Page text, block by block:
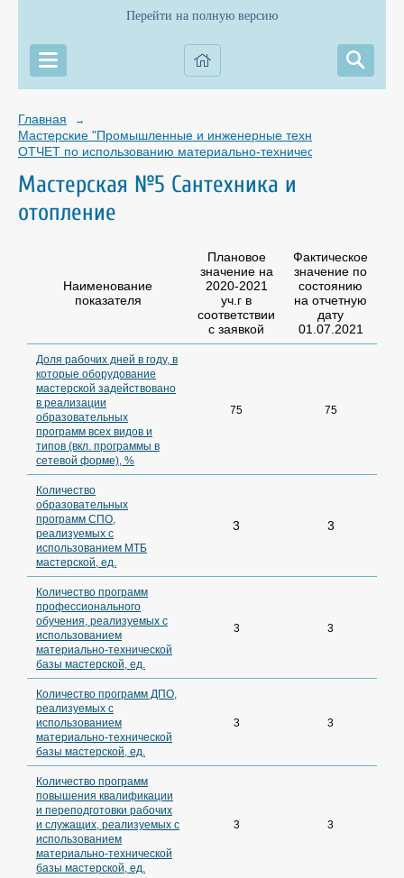
Перейти на полную версию
Главная →
Мастерские "Промышленные и инженерные технологии"
ОТЧЕТ по использованию материально-технической базы
Мастерская №5 Сантехника и
отопление
Наименование
показателя
Плановое
значение на
2020-2021
уч.г в
соответствии
с заявкой
Фактическое
значение по
состоянию
на отчетную
дату
01.07.2021
Доля рабочих дней в году, в
которые оборудование
мастерской задействовано
в реализации
образовательных
программ всех видов и
типов (вкл. программы в
сетевой форме), %
75 75
Количество
образовательных
программ СПО,
реализуемых с
использованием МТБ
мастерской, ед.
3 3
Количество программ
профессионального
обучения, реализуемых с
использованием
материально-технической
базы мастерской, ед.
3 3
Количество программ ДПО,
реализуемых с
использованием
материально-технической
базы мастерской, ед.
3 3
Количество программ
повышения квалификации
и переподготовки рабочих
и служащих, реализуемых с
использованием
материально-технической
базы мастерской, ед.
3 3